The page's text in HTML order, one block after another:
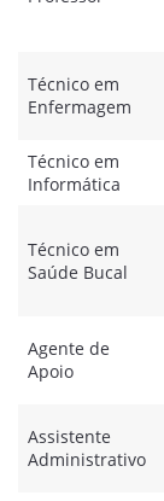
Técnico em
Enfermagem
Técnico em
Informática
Técnico em
Saúde Bucal
Agente de
Apoio
Assistente
Administrativo